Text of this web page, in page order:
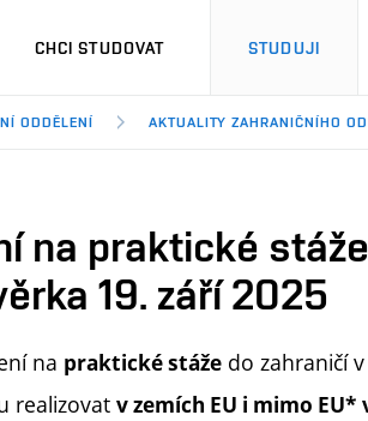
CHCI STUDOVAT STUDUJI
ODDĚLENÍ AKTUALITY ZAHRANIČNÍHO
na praktické
19. září 2025
na praktické stáže do zahraničí
realizovat v zemích EU i mimo EU*